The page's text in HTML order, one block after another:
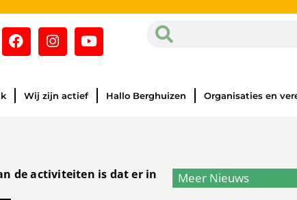
Wij zijn actief Hallo Berghuizen Organisaties en
de activiteiten is dat er in
Meer Nieuws